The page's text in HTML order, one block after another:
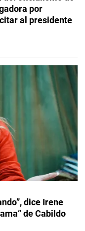
por
al presidente
dice Irene
de Cabildo